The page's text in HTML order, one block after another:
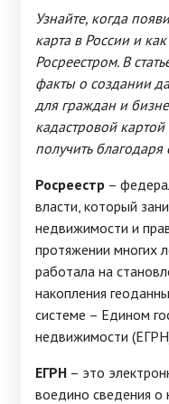
Узнайте, когда
карта в России и
Росреестром. В
факты о создании
для граждан и
кадастровой
получить
Росреестр –
власти, который
недвижимости и
протяжении многих
работала на
накопления
системе – Едином
недвижимости
ЕГРН – это
воедино сведения